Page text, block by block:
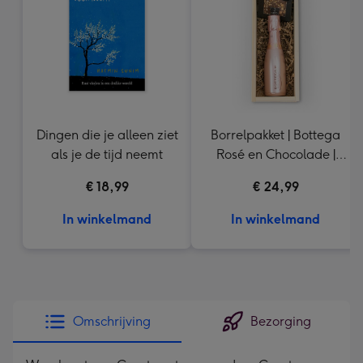
Dingen die je alleen ziet
als je de tijd neemt
€ 18,99
In winkelmand
Borrelpakket | Bottega
Rosé en Chocolade |
€ 24,99
In winkelmand
Omschrijving Bezorging